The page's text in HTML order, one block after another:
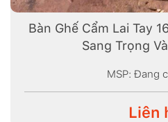
Bàn Ghế Cẩm Lai Tay
Sang Trọng
MSP: Đang
Liên